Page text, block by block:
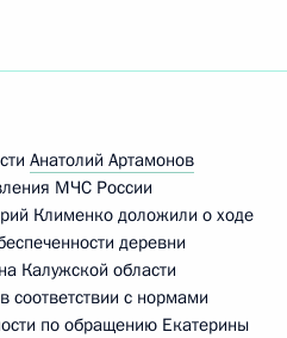
Анатолий Артамонов
МЧС России
Клименко доложили о ходе
деревни
Калужской области
соответствии с нормами
по обращению Екатерины